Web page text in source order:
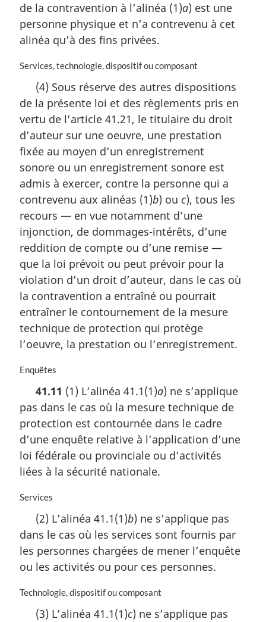
a
l
e
de la contravention à l’alinéa (1)a) est une
personne physique et n’a contrevenu à cet
alinéa qu’à des fins privées.
N
e
m
r
g
i
a
l
e
:
Services, technologie, dispositif ou composant
(4) Sous réserve des autres dispositions
de la présente loi et des règlements pris en
vertu de l’article 41.21, le titulaire du droit
d’auteur sur une oeuvre, une prestation
fixée au moyen d’un enregistrement
sonore ou un enregistrement sonore est
admis à exercer, contre la personne qui a
contrevenu aux alinéas (1)b) ou c), tous les
recours — en vue notamment d’une
injonction, de dommages-intérêts, d’une
reddition de compte ou d’une remise —
que la loi prévoit ou peut prévoir pour la
violation d’un droit d’auteur, dans le cas où
la contravention a entraîné ou pourrait
entraîner le contournement de la mesure
technique de protection qui protège
l’oeuvre, la prestation ou l’enregistrement.
N
e
m
a
r
g
i
a
:
Enquêtes
41.11 (1) L’alinéa 41.1(1)a) ne s’applique
pas dans le cas où la mesure technique de
protection est contournée dans le cadre
d’une enquête relative à l’application d’une
loi fédérale ou provinciale ou d’activités
liées à la sécurité nationale.
N
e
m
r
i
Services
(2) L’alinéa 41.1(1)b) ne s’applique pas
dans le cas où les services sont fournis par
les personnes chargées de mener l’enquête
ou les activités ou pour ces personnes.
N
Technologie, dispositif ou composant
(3) L’alinéa 41.1(1)c) ne s’applique pas